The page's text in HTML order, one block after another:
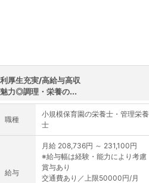
厚生充実/高給与高収
力◎調理・栄養の...
職種
小規模保育園の栄養士・管理栄養
士
給与
月給 208,736円 ～ 231,100円
※給与幅は経験・能力により考慮
賞与あり
交通費あり／上限50000円/月